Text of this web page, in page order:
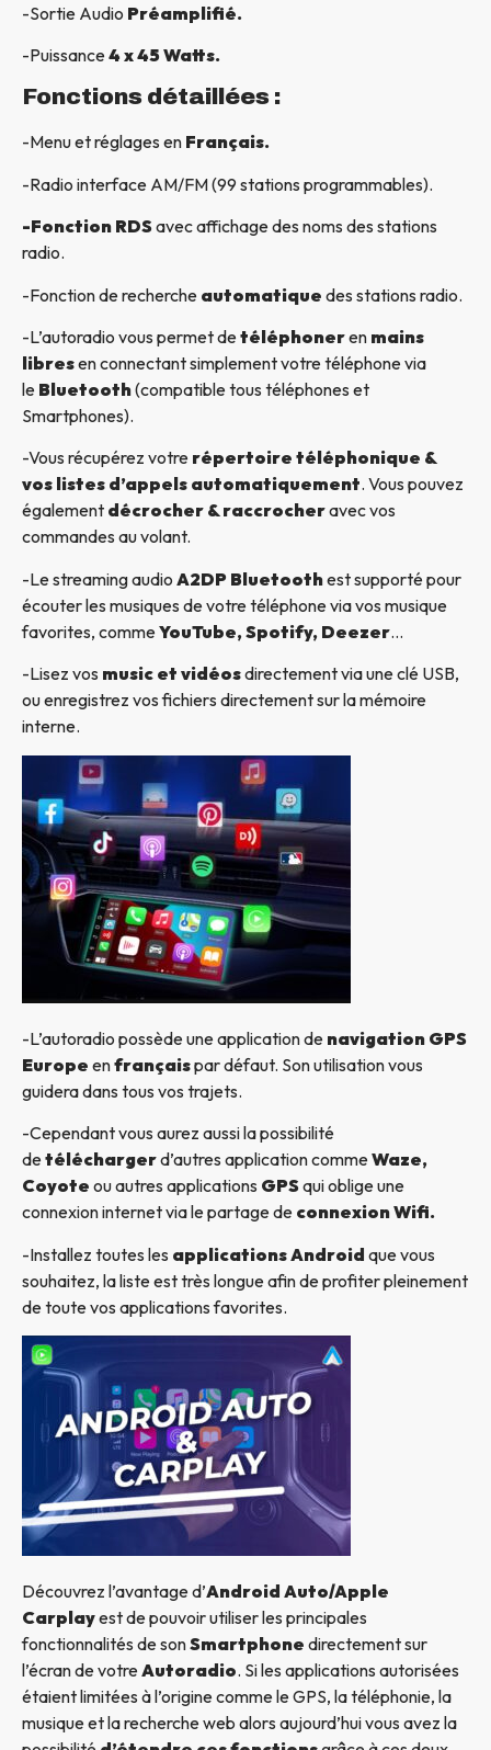
-Sortie Audio Préamplifié.
-Puissance4 x 45 Watts.
Fonctions détaillées :
-Menu et réglages en Français.
-Radio interface AM/FM (99 stations programmables).
-Fonction RDSavec affichage des noms des stations
radio.
-Fonction de recherche automatique des stations radio.
-L’autoradio vous permet detéléphoneren mains
libresen connectant simplement votre téléphone via
le Bluetooth(compatible tous téléphones et
Smartphones).
-Vous récupérez votre répertoire téléphonique &
vos listes d’appels automatiquement. Vous pouvez
également décrocher & raccrocheravec vos
commandes au volant.
-Le streaming audio A2DP Bluetoothest supporté pour
écouter les musiques de votre téléphone via vos musique
favorites, commeYouTube, Spotify, Deezer…
-Lisez vos music et vidéosdirectement via une clé USB,
ou enregistrez vos fichiers directement sur la mémoire
interne.
-L’autoradio possède une application de navigation GPS
Europe enfrançaispar défaut. Son utilisation vous
guidera dans tous vos trajets.
-Cependant vous aurez aussi la possibilité
detéléchargerd’autres application commeWaze,
Coyote ou autres applications GPSqui oblige une
connexion internet via le partage de connexion Wifi.
-Installez toutes les applications Android que vous
souhaitez, la liste est très longue afin de profiter pleinement
de toute vos applications favorites.
Découvrez l’avantage d’Android Auto/Apple
Carplayest de pouvoir utiliser les principales
fonctionnalités de sonSmartphone directement sur
l’écran de votreAutoradio. Si les applications autorisées
étaient limitées à l’origine comme le GPS, la téléphonie, la
musique et la recherche web alors aujourd’hui vous avez la